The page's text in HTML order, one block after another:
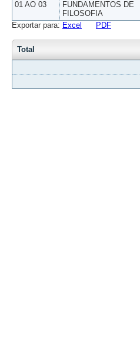
01 AO 03
FUNDAMENTOS DE
FILOSOFIA
Exportar para: Excel PDF
Total